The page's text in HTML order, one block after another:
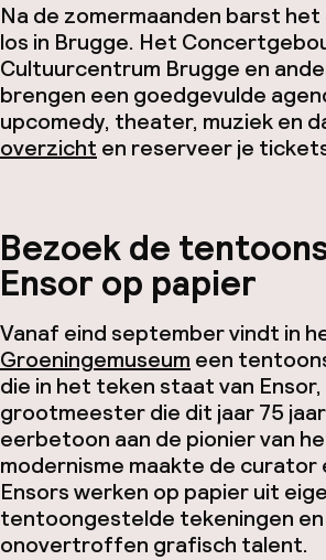
Na de zomermaanden barst
los in Brugge. Het
Cultuurcentrum Brugge en
brengen een goedgevulde
upcomedy, theater, muziek en
overzicht en reserveer je
Bezoek de
Ensor op papier
Vanaf eind september vindt in
Groeningemuseum een
die in het teken staat van
grootmeester die dit jaar 75
eerbetoon aan de pionier van
modernisme maakte de curator
Ensors werken op papier uit
tentoongestelde tekeningen
onovertroffen grafisch talent.